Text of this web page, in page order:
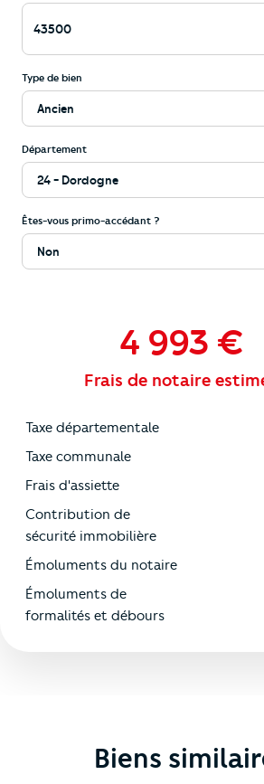
Type de bien
Département
Êtes-vous primo-accédant ?
4 993 €
Frais de notaire
Taxe départementale
Taxe communale
Frais d'assiette
Contribution de
sécurité immobilière
Émoluments du notaire
Émoluments de
formalités et débours
Biens